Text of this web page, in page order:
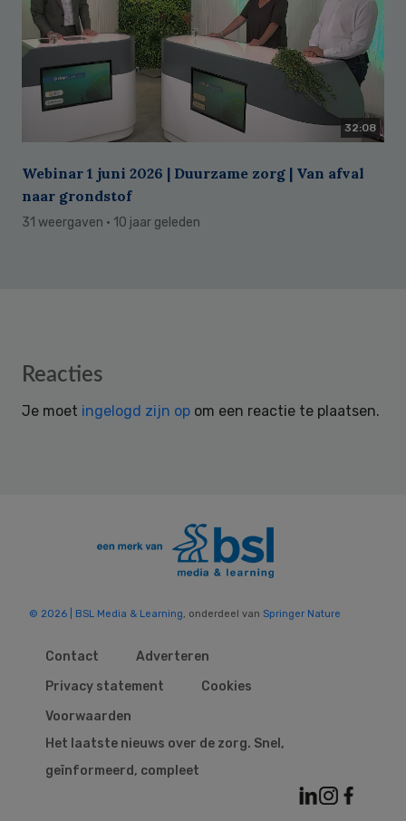
32:08
Webinar 1 juni 2026 | Duurzame zorg | Van afval
naar grondstof
31 weergaven · 10 jaar geleden
Reader
Reacties
Je moet ingelogd zijn op om een reactie te plaatsen.
© 2026 | BSL Media & Learning, onderdeel van Springer Nature
Contact
Adverteren
Privacy statement
Cookies
Voorwaarden
Het laatste nieuws over de zorg. Snel,
geïnformeerd, compleet